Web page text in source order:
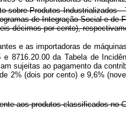
sobre Produtos Industrializados
de Integração Social e
seis décimos por cento),
e as importadoras de
8716.20.00 da Tabela de
sujeitas ao pagamento da
2% (dois por cento) e 9,6%
aos produtos classificados no